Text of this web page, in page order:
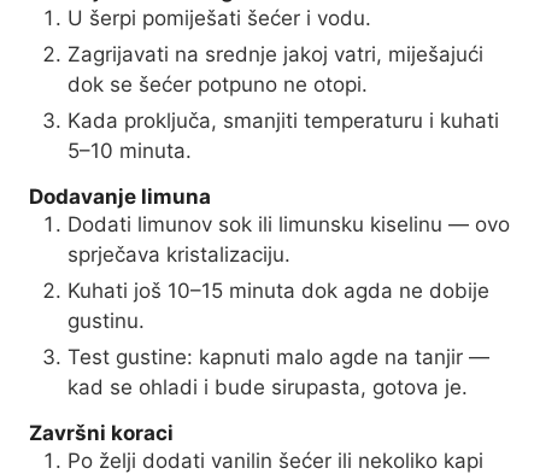
U šerpi pomiješati šećer i vodu.
Zagrijavati na srednje jakoj vatri, miješajući
dok se šećer potpuno ne otopi.
Kada proključa, smanjiti temperaturu i kuhati
5–10 minuta.
Dodavanje limuna
Dodati limunov sok ili limunsku kiselinu — ovo
sprječava kristalizaciju.
Kuhati još 10–15 minuta dok agda ne dobije
gustinu.
Test gustine: kapnuti malo agde na tanjir —
kad se ohladi i bude sirupasta, gotova je.
Završni koraci
Po želji dodati vanilin šećer ili nekoliko kapi